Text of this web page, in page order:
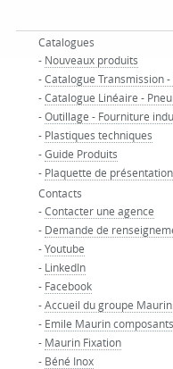
Catalogues
- Nouveaux produits
-Catalogue Transmission
-Catalogue Linéaire -
-Outillage - Fourniture
- Plastiques techniques
-Guide Produits
- Plaquette de présentation
Contacts
-Contacter une agence
- Demande de
-Youtube
- LinkedIn
- Facebook
-Accueil du groupe Maurin
- Emile Maurin composants
- Maurin Fixation
- Béné Inox